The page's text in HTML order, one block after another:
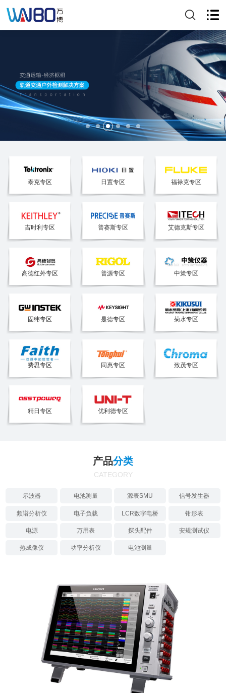
泰克专区 日置专区 福禄克专区
吉时利专区 普赛斯专区 艾德克斯专区
高德红外专区 普源专区 中策专区
固纬专区 是德专区 菊水专区
费思专区 同惠专区 致茂专区
精日专区 优利德专区
产品分类
CATEGORY
示波器 电池测量 源表SMU 信号发生器
频谱分析仪 电子负载 LCR数字电桥 钳形表
电源 万用表 探头配件 安规测试仪
热成像仪 功率分析仪 电池测量